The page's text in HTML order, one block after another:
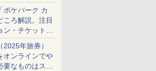
ポケパーク カ
ころ解説。注目
・チケット手
必要な準備は？
年旅券）
オンラインでや
要なものはスマ